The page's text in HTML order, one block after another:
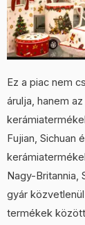
Ez a piac nem
árulja, hanem
Fujian, Sichuan
Nagy-Britannia,
gyár
termékek